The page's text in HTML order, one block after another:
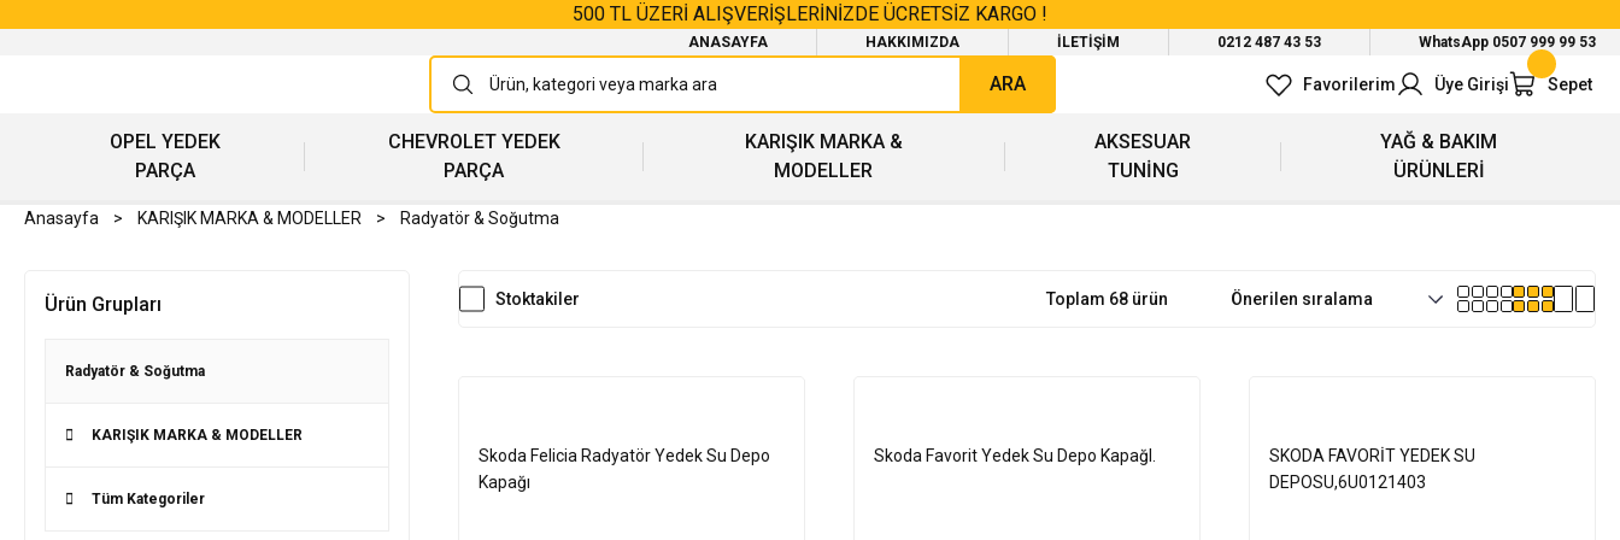
500 TL ÜZERİ ALIŞVERİŞLERİNİZDE ÜCRETSİZ KARGO !
ANASAYFA HAKKIMIZDA İLETİŞİM 0212 487 43 53 WhatsApp 0507 999 99 53
ARA Favorilerim Üye Girişi Sepet
OPEL YEDEK
PARÇA
CHEVROLET YEDEK
PARÇA
KARIŞIK MARKA &
MODELLER
AKSESUAR
TUNİNG
YAĞ & BAKIM
ÜRÜNLERİ
Anasayfa KARIŞIK MARKA & MODELLER Radyatör & Soğutma
Ürün Grupları
Radyatör & Soğutma
KARIŞIK MARKA & MODELLER
Tüm Kategoriler
Stoktakiler Toplam 68 ürün
Skoda Felicia Radyatör Yedek Su Depo
Kapağı
Skoda Favorit Yedek Su Depo KapağI.
SKODA FAVORİT YEDEK SU
DEPOSU,6U0121403